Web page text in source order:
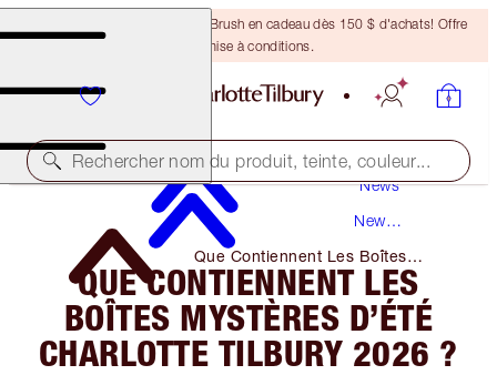
Recevez un pinceau Bronzing Brush en cadeau dès 150 $ d'achats! Offre
soumise à conditions.
Rechercher nom du produit, teinte, couleur...
News
New
Que Contiennent Les Boîtes
Mystères D’été Charlotte Tilbury
2026 ?
QUE CONTIENNENT LES
BOÎTES MYSTÈRES D’ÉTÉ
CHARLOTTE TILBURY 2026 ?